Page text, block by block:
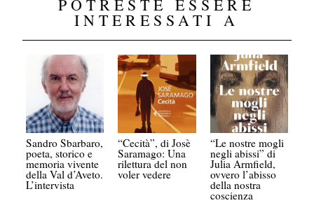
POTRESTE ESSERE
INTERESSATI A
Sandro Sbarbaro,
poeta, storico e
memoria vivente
della Val d’Aveto.
L’intervista
“Cecità”, di Josè
Saramago: Una
rilettura del non
voler vedere
“Le nostre mogli
negli abissi” di
Julia Armfield,
ovvero l’abisso
della nostra
coscienza